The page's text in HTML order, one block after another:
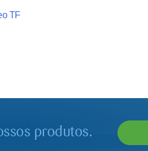
TF
produtos.